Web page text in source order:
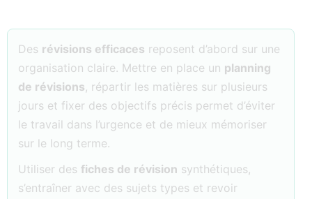
Des révisions efficaces reposent d’abord sur une
organisation claire. Mettre en place un planning
de révisions, répartir les matières sur plusieurs
jours et fixer des objectifs précis permet d’éviter
le travail dans l’urgence et de mieux mémoriser
sur le long terme.
Utiliser des fiches de révision synthétiques,
s’entraîner avec des sujets types et revoir